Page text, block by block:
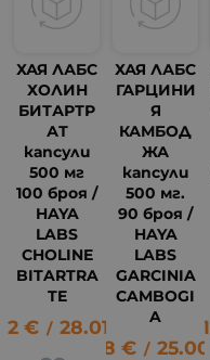
ХАЯ ЛАБС
ХОЛИН
БИТАРТР
АТ
капсули
500 мг
100 броя /
HAYA
LABS
CHOLINE
BITARTRA
TE
€ / 28.01
ХАЯ ЛАБС
ГАРЦИНИ
Я
КАМБОД
ЖА
капсули
500 мг.
90 броя /
HAYA
LABS
GARCINIA
CAMBOGI
A
12.78 € / 25.00
9.71